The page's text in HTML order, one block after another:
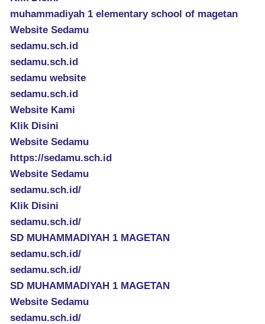
muhammadiyah 1 elementary school of magetan
Website Sedamu
sedamu.sch.id
sedamu.sch.id
sedamu website
sedamu.sch.id
Website Kami
Klik Disini
Website Sedamu
https://sedamu.sch.id
Website Sedamu
sedamu.sch.id/
Klik Disini
sedamu.sch.id/
SD MUHAMMADIYAH 1 MAGETAN
sedamu.sch.id/
sedamu.sch.id/
SD MUHAMMADIYAH 1 MAGETAN
Website Sedamu
sedamu.sch.id/